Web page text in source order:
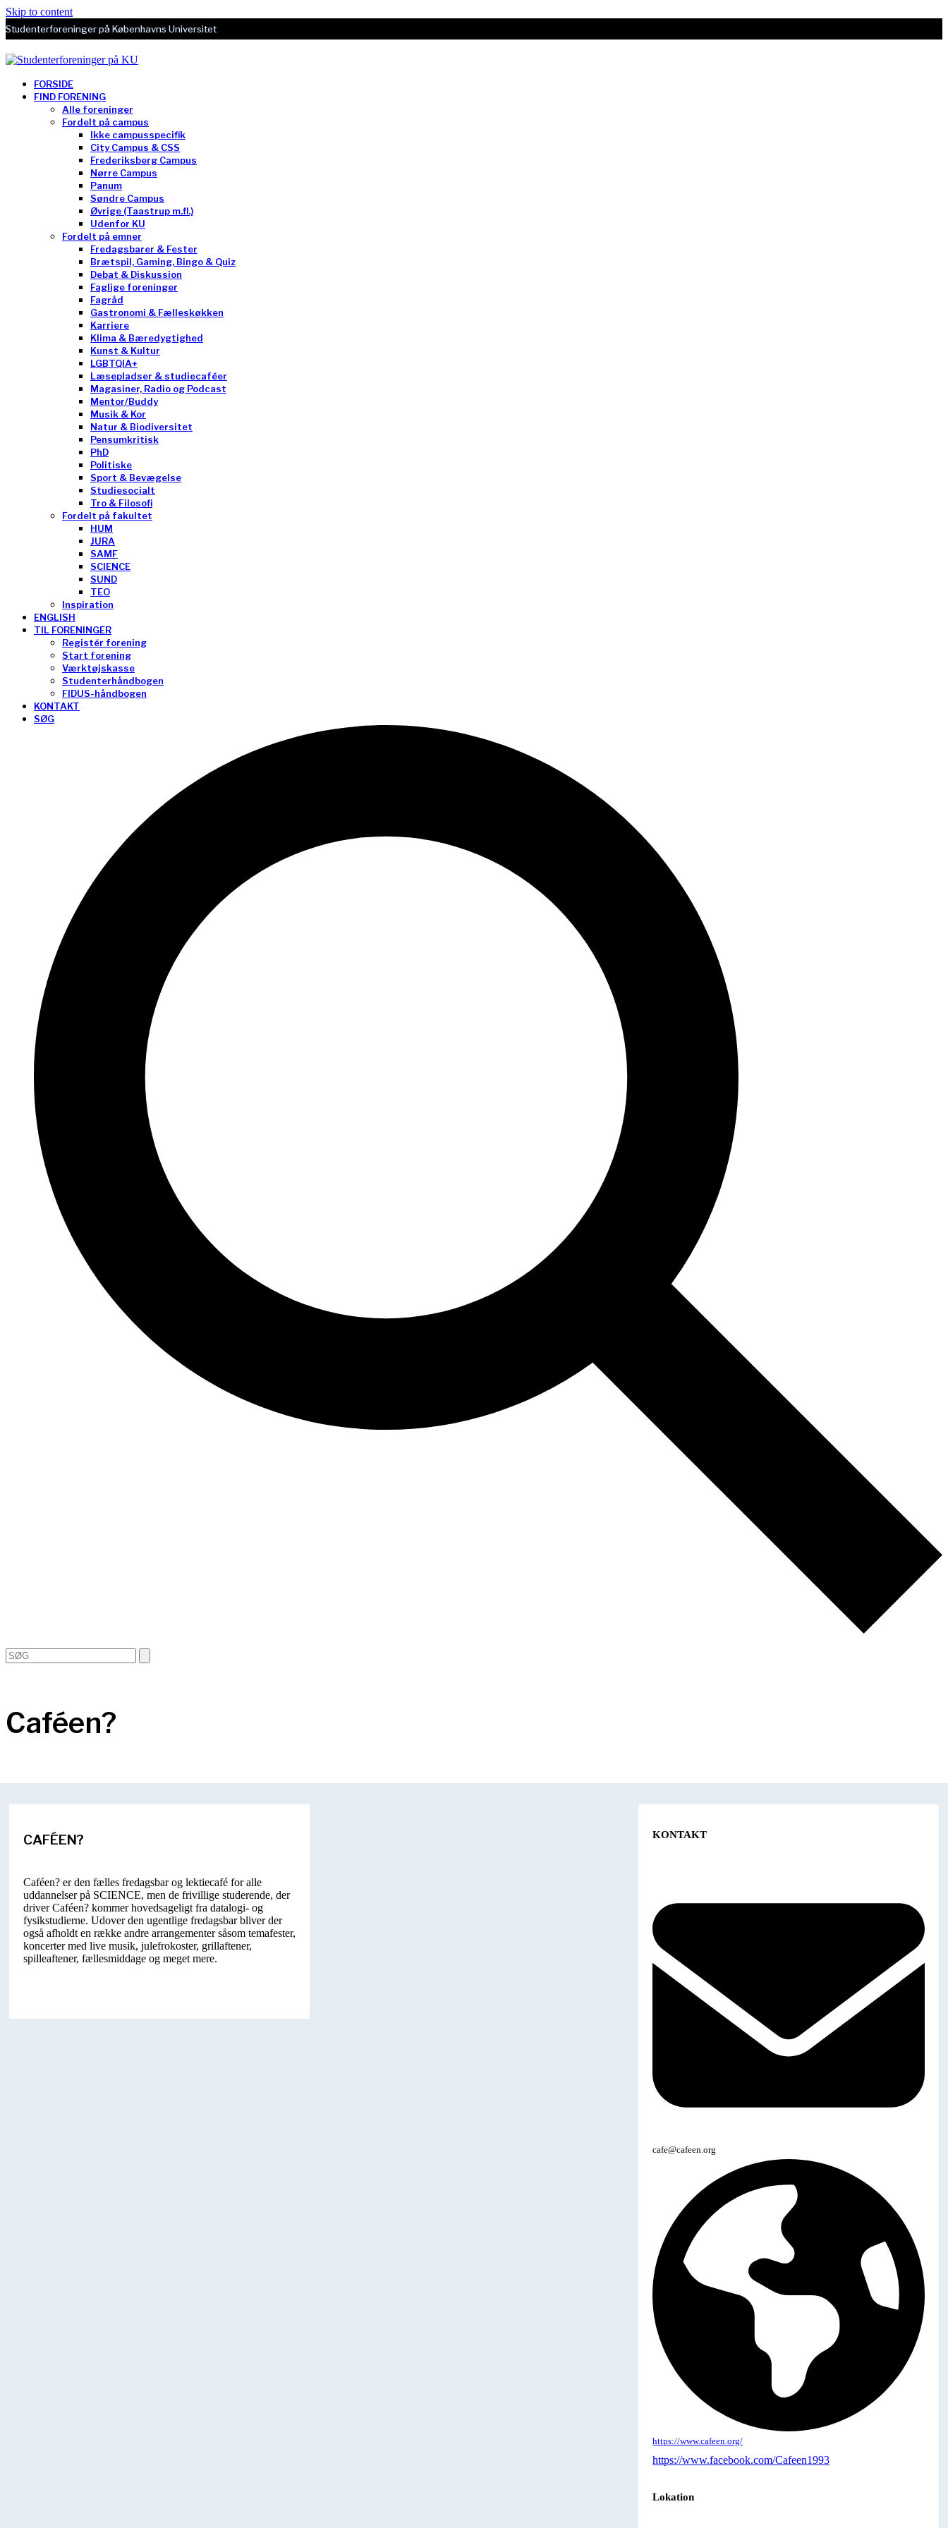
Skip to content
Studenterforeninger på Københavns Universitet
FORSIDE
FIND FORENING
Alle foreninger
Fordelt på campus
Ikke campusspecifik
City Campus & CSS
Frederiksberg Campus
Nørre Campus
Panum
Søndre Campus
Øvrige (Taastrup m.fl.)
Udenfor KU
Fordelt på emner
Fredagsbarer & Fester
Brætspil, Gaming, Bingo & Quiz
Debat & Diskussion
Faglige foreninger
Fagråd
Gastronomi & Fælleskøkken
Karriere
Klima & Bæredygtighed
Kunst & Kultur
LGBTQIA+
Læsepladser & studiecaféer
Magasiner, Radio og Podcast
Mentor/Buddy
Musik & Kor
Natur & Biodiversitet
Pensumkritisk
PhD
Politiske
Sport & Bevægelse
Studiesocialt
Tro & Filosofi
Fordelt på fakultet
HUM
JURA
SAMF
SCIENCE
SUND
TEO
Inspiration
ENGLISH
TIL FORENINGER
Registér forening
Start forening
Værktøjskasse
Studenterhåndbogen
FIDUS-håndbogen
KONTAKT
SØG
Open
mobile
Close
mobile
Search
Caféen?
CAFÉEN?
Caféen? er den fælles fredagsbar og lektiecafé for alle
uddannelser på SCIENCE, men de frivillige studerende, der
driver Caféen? kommer hovedsageligt fra datalogi- og
fysikstudierne. Udover den ugentlige fredagsbar bliver der
også afholdt en række andre arrangementer såsom temafester,
koncerter med live musik, julefrokoster, grillaftener,
spilleaftener, fællesmiddage og meget mere.
KONTAKT
cafe@cafeen.org
https://www.cafeen.org/
https://www.facebook.com/Cafeen1993
Lokation